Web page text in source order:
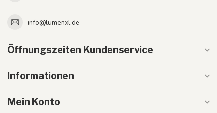
info@lumenxl.de
Öffnungszeiten Kundenservice
Informationen
Mein Konto